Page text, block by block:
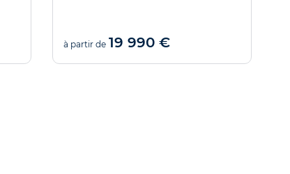
à partir de 19 990 €